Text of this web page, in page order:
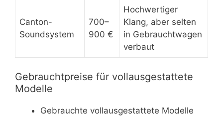
Canton-
Soundsystem
700–
900 €
Hochwertiger
Klang, aber selten
in Gebrauchtwagen
verbaut
Gebrauchtpreise für vollausgestattete
Modelle
Gebrauchte vollausgestattete Modelle